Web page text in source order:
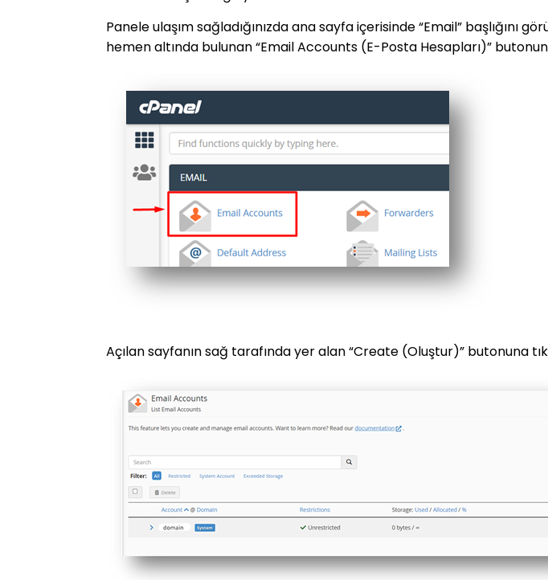
Panele ulaşım sağladığınızda ana sayfa içerisinde “Email” başlığını
hemen altında bulunan “Email Accounts (E-Posta Hesapları)”
Açılan sayfanın sağ tarafında yer alan “Create (Oluştur)” butonuna